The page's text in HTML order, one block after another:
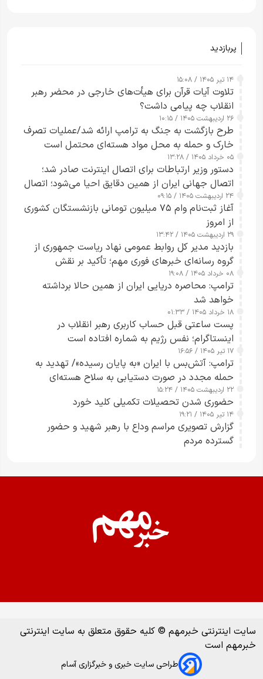
پربازدید
۱۴ تیر ۱۴۰۵ / ۱۵:۰۸
تلاوت آیات قرآن برای هیأت‌های خارجی در محضر رهبر
انقلاب چه پیامی داشت؟
۲۶ اردیبهشت ۱۴۰۵ / ۱۰:۱۵
طرح‌ بازگشت به جنگ به ترامپ ارائه شد/عملیات تصرف
خارک و حمله به محل مواد هسته‌ای محتمل است
۰۵ خرداد ۱۴۰۵ / ۱۳:۲۸
دستور وزیر ارتباطات برای اتصال اینترنت صادر شد؛
اتصال جهانی ایران از همین دقایق احیا می‌شود؛ اتصال
کامل مردم تا ۲۴ ساعت آینده
۲۴ اردیبهشت ۱۴۰۵ / ۰۹:۱۵
آغاز ثبت‌نام وام ۷۵ میلیون تومانی بازنشستگان کشوری
از امروز
۲۹ اردیبهشت ۱۴۰۵ / ۱۳:۴۲
بازدید مدیر کل روابط عمومی نهاد ریاست جمهوری از
گروه رسانه‌ای خبرهای فوری مهم؛ تأکید بر نقش
رسانه‌های هوشمند و مسئول در ارتقای آگاهی عمومی
۰۸ خرداد ۱۴۰۵ / ۱۹:۰۸
ترامپ: محاصره دریایی ایران از همین حالا برداشته
خواهد شد
۱۸ خرداد ۱۴۰۵ / ۰۱:۳۳
پست ساعتی قبل حساب کاربری رهبر انقلاب در
اینستاگرام؛ نفس رژیم به شماره افتاده است​
۱۷ تیر ۱۴۰۵ / ۱۶:۵۶
ترامپ: آتش‌بس با ایران «به پایان رسیده»/ تهدید به
حمله مجدد در صورت دستیابی به سلاح هسته‌ای
۲۲ اردیبهشت ۱۴۰۵ / ۱۵:۲۴
حضوری شدن تحصیلات تکمیلی کلید خورد
۱۴ تیر ۱۴۰۵ / ۱۹:۲۱
گزارش تصویری مراسم وداع با رهبر شهید و حضور
گسترده مردم
سایت اینترنتی خبرمهم © کلیه حقوق متعلق به سایت اینترنتی
خبرمهم است
طراحی سایت خبری و خبرگزاری آسام